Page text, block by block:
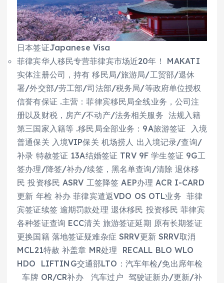
日本签证Japanese Visa
菲律宾华人移民专营菲律宾市场近20年！ MAKATI
实体注册公司，持有 移民局/旅游局/工贸部/退休
署/外交部/劳工部/司法部/税务局/等政府单位授权
信誉有保证 .主营：菲律宾移民局全线业务，公司注
册以及财税，房产/不动产/法务相关服务 法规入籍
第三国家入籍等 .移民局全部业务：9A旅游签证 入境
普通保关 入境VIP保关 机场捞人 出入境记录/查询/
补录 特赦签证 13A结婚签证 TRV 9F 学生签证 9G工
签办理/降签/补办/续签，黑名单查询/清除 退休移
民 投资移民 ASRV 工签降签 AEP办理 ACR I-CARD
更新 年检 补办 菲律宾遣返VDO OS OTL业务 菲律
宾签证续签 逾期罚款处理 退休移民 投资移民 菲律宾
各种签证查询 ECC清关 旅游签证延期 原有长期签证
更换国籍 落地签证疑难杂症 SRRV更新 SRRV取消
MCL21特赦 补盖章 MR处理 RECALL BLO WLO
HDO LIFTING交通部LTO：汽车年检/免出席年检
车牌 OR/CR补办 汽车过户 驾驶证新办/更新/补